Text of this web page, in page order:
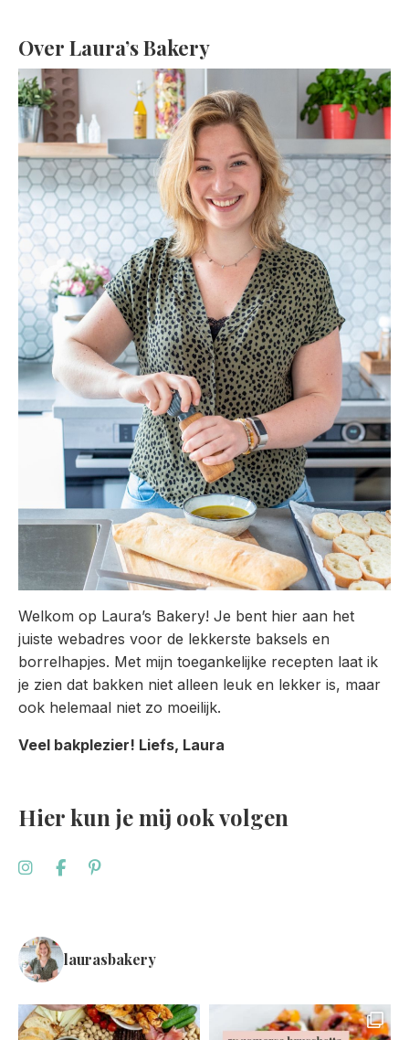
Over Laura’s Bakery
Welkom op Laura’s Bakery! Je bent hier aan het
juiste webadres voor de lekkerste baksels en
borrelhapjes. Met mijn toegankelijke recepten laat ik
je zien dat bakken niet alleen leuk en lekker is, maar
ook helemaal niet zo moeilijk.
Veel bakplezier! Liefs, Laura
Hier kun je mij ook volgen
laurasbakery